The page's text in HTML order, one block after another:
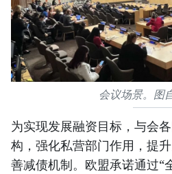
会议场景。图
为实现发展融资目标，与会
构，强化私营部门作用，提
善减债机制。欧盟承诺通过“